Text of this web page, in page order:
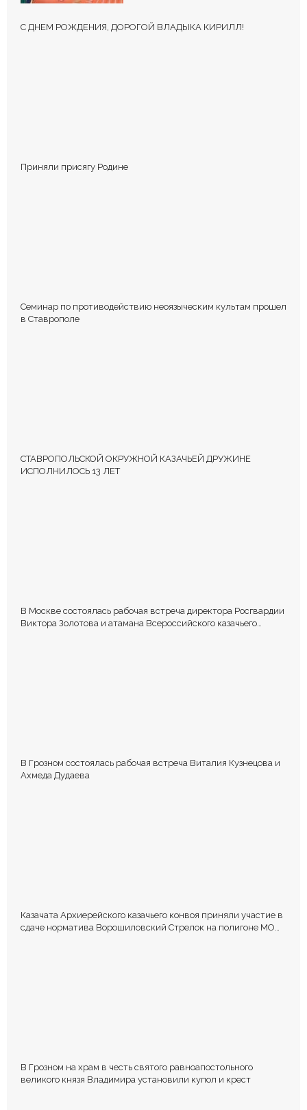
С ДНЕМ РОЖДЕНИЯ, ДОРОГОЙ ВЛАДЫКА КИРИЛЛ!
Приняли присягу Родине
Семинар по противодействию неоязыческим культам прошел
в Ставрополе
СТАВРОПОЛЬСКОЙ ОКРУЖНОЙ КАЗАЧЬЕЙ ДРУЖИНЕ
ИСПОЛНИЛОСЬ 13 ЛЕТ
В Москве состоялась рабочая встреча директора Росгвардии
Виктора Золотова и атамана Всероссийского казачьего
В Грозном состоялась рабочая встреча Виталия Кузнецова и
Ахмеда Дудаева
Казачата Архиерейского казачьего конвоя приняли участие в
сдаче норматива Ворошиловский Стрелок на полигоне МО
В Грозном на храм в честь святого равноапостольного
великого князя Владимира установили купол и крест